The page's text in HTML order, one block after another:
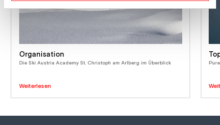
Organisation
Die Ski Austria Academy St. Christoph am Arlberg im Überblick
Weiterlesen